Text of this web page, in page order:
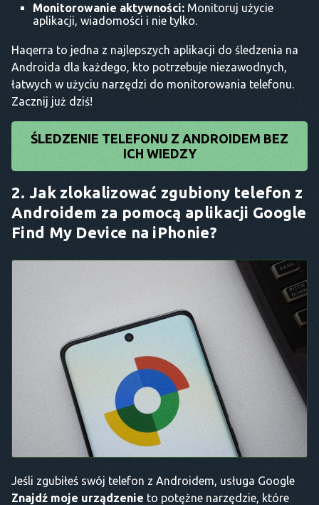
Monitorowanie aktywności: Monitoruj użycie
aplikacji, wiadomości i nie tylko.
Haqerra to jedna z najlepszych aplikacji do śledzenia na
Androida dla każdego, kto potrzebuje niezawodnych,
łatwych w użyciu narzędzi do monitorowania telefonu.
Zacznij już dziś!
ŚLEDZENIE TELEFONU Z ANDROIDEM BEZ
ICH WIEDZY
2. Jak zlokalizować zgubiony telefon z
Androidem za pomocą aplikacji Google
Find My Device na iPhonie?
Jeśli zgubiłeś swój telefon z Androidem, usługa Google
Znajdź moje urządzenie to potężne narzędzie, które